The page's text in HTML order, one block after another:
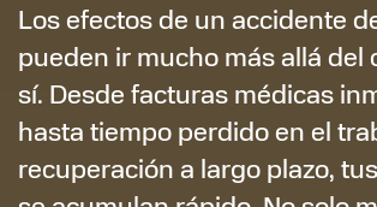
Los efectos de un accidente
pueden ir mucho más allá del
sí. Desde facturas médicas
hasta tiempo perdido en el
recuperación a largo plazo,